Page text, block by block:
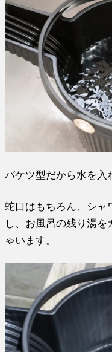
バケツ型だから水を入
蛇口はもちろん、シャ
し、お風呂の残り湯を
ゃいます。